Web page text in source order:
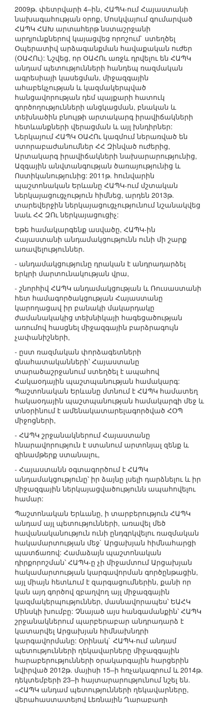
2009թ. փետրվարի 4–ին, ՀԱՊԿ-ում Հայաստանի
նախագահության օրոք, Մոսկվայում գումարված
ՀԱՊԿ ՀԱԽ արտահերթ նստաշրջանի
արդյունքներով կայացվեց որոշում` ստեղծել
Օպերատիվ արձագանքման հավաքական ուժեր
(ՕԱՀՈւ): Նշվեց, որ ՕԱՀՈւ առջև դրվելու են ՀԱՊԿ
անդամ պետությունների հանդեպ ռազմական
ագրեսիայի կասեցման, միջազգային
ահաբեկչության և կազմակերպված
հանցավորության դեմ պայքարի հատուկ
գործողությունների անցկացման, բնական և
տեխնածին բնույթի արտակարգ իրավիճակների
հետևանքների վերացման և այլ խնդիրներ:
Ներկայում ՀԱՊԿ ՕԱՀՈւ կազմում ներառված են
ստորաբաժանումներ ՀՀ Զինված ուժերից,
Արտակարգ իրավիճակների նախարարությունից,
Ազգային անվտանգության ծառայությունից և
Ոստիկանությունից: 2011թ. հունվարին
պաշտոնական Երևանը ՀԱՊԿ-ում մշտական
ներկայացուցչություն հիմնեց, արդեն 2013թ.
տարեվերջին ներկայացուցչությունում նշանակվեց
նաև ՀՀ ԶՈւ ներկայացուցիչ:
Եթե համակարգենք ասվածը, ՀԱՊԿ-ին
Հայաստանի անդամակցությունն ունի մի շարք
առավելություններ.
- անդամակցությունը դրական է անդրադարձել
երկրի մարտունակության վրա,
- շնորհիվ ՀԱՊԿ անդամակցության և Ռուսաստանի
հետ համագործակցության Հայաստանը
կարողացավ իր բանակի մակարդակը
ժամանակակից տեխնիկայի հագեցածության
առումով հասցնել միջազգային բարձրագույն
չափանիշների,
- ըստ ռազմական փորձագետների
գնահատականների՝ Հայաստանը
տարածաշրջանում ստեղծել է ապահով
Հակաօդային պաշտպանության համակարգ:
Պաշտոնական Երևանը մտնում է ՀԱՊԿ համատեղ
հակաօդային պաշտպանության համակարգի մեջ և
տնօրինում է ամենակատարելագործված ՀՕՊ
միջոցների,
- ՀԱՊԿ շրջանակներում Հայաստանը
հնարավորություն է ստանում արտոնյալ զենք և
զինամթերք ստանալու,
- Հայաստանն օգտագործում է ՀԱՊԿ
անդամակցությունը՝ իր ձայնը լսելի դարձնելու և իր
միջազգային ներկայացվածությունն ապահովելու
համար:
Պաշտոնական Երևանը, ի տարբերություն ՀԱՊԿ
անդամ այլ պետությունների, առավել մեծ
հավանականություն ունի ընդգրկվելու ռազմական
հակամարտության մեջ` Արցախյան հիմնահարցի
պատճառով: Համաձայն պաշտոնական
դիրքորոշման՝ ՀԱՊԿ-ը չի միջամտում Արցախյան
հակամարտության կարգավորման գործընթացին,
այլ միայն հետևում է զարգացումներին, քանի որ
կան այդ գործով զբաղվող այլ միջազգային
կազմակերպություններ, մասնավորապես՝ ԵԱՀԿ
Մինսկի խումբը: Չնայած այս հանգամանքին՝ ՀԱՊԿ
շրջանակներում պարբերաբար անդրադարձ է
կատարվել Արցախյան հիմնախնդրի
կարգավորմանը: Օրինակ` ՀԱՊԿ-ում անդամ
պետությունների ղեկավարները միջազգային
հարաբերությունների օրակարգային հարցերին
նվիրված 2012թ. մայիսի 15–ի հռչակագրում և 2014թ.
դեկտեմբերի 23–ի հայտարարությունում նշել են.
«ՀԱՊԿ անդամ պետությունների ղեկավարները,
վերահաստատելով Լեռնային Ղարաբաղի